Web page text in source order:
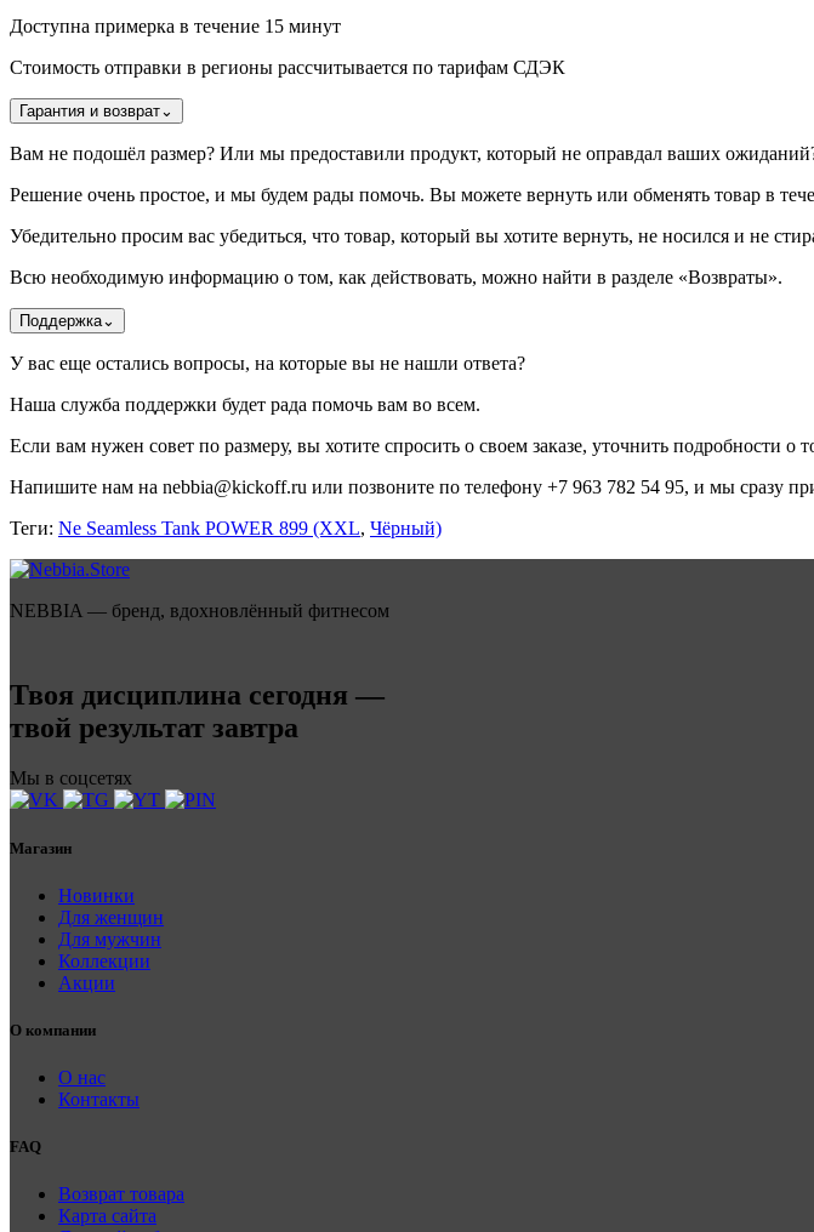
Доступна примерка в течение 15 минут
Стоимость отправки в регионы рассчитывается по тарифам СДЭК
Гарантия и возврат⌄
Вам не подошёл размер? Или мы предоставили продукт, который не оправдал ваших
Решение очень простое, и мы будем рады помочь. Вы можете вернуть или обменять товар в
Убедительно просим вас убедиться, что товар, который вы хотите вернуть, не носился и не
Всю необходимую информацию о том, как действовать, можно найти в разделе «Возвраты».
Поддержка⌄
У вас еще остались вопросы, на которые вы не нашли ответа?
Наша служба поддержки будет рада помочь вам во всем.
Если вам нужен совет по размеру, вы хотите спросить о своем заказе, уточнить подробности о
Напишите нам на nebbia@kickoff.ru или позвоните по телефону +7 963 782 54 95, и мы сразу
Теги: Ne Seamless Tank POWER 899 (XXL, Чёрный)
NEBBIA — бренд, вдохновлённый фитнесом
Твоя дисциплина сегодня —
твой результат завтра
Мы в соцсетях
Магазин
Новинки
Для женщин
Для мужчин
Коллекции
Акции
О компании
О нас
Контакты
FAQ
Возврат товара
Карта сайта